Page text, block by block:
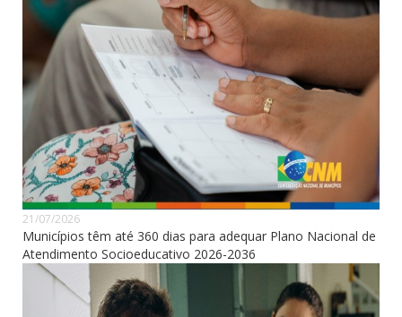
21/07/2026
Municípios têm até 360 dias para adequar Plano Nacional de
Atendimento Socioeducativo 2026-2036